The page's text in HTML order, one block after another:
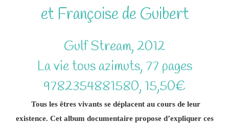
et Françoise de Guibert
Gulf Stream, 2012
La vie tous azimuts, 77 pages
9782354881580, 15,50€
Tous les êtres vivants se déplacent au cours de leur
existence. Cet album documentaire propose d’expliquer ces